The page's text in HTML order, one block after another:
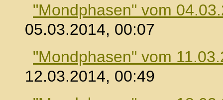
"Mondphasen" vom
05.03.2014, 00:07
"Mondphasen" vom
12.03.2014, 00:49